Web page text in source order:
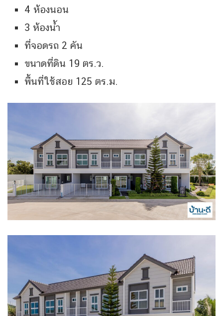
4 ห้องนอน
3 ห้องน้ำ
ที่จอดรถ 2 คัน
ขนาดที่ดิน 19 ตร.ว.
พื้นที่ใช้สอย 125 ตร.ม.